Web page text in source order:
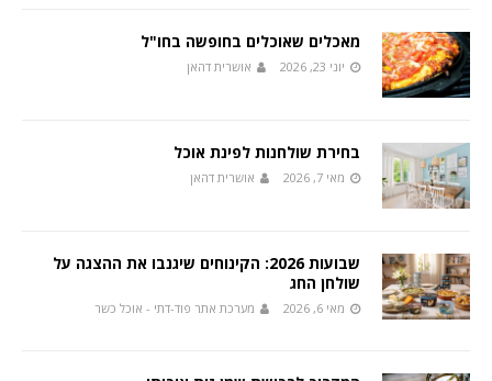
מאכלים שאוכלים בחופשה בחו"ל
יוני 23, 2026 אושרית דהאן
בחירת שולחנות לפינת אוכל
מאי 7, 2026 אושרית דהאן
שבועות 2026: הקינוחים שיגנבו את ההצגה על
שולחן החג
מאי 6, 2026 מערכת אתר פוד-דתי - אוכל כשר